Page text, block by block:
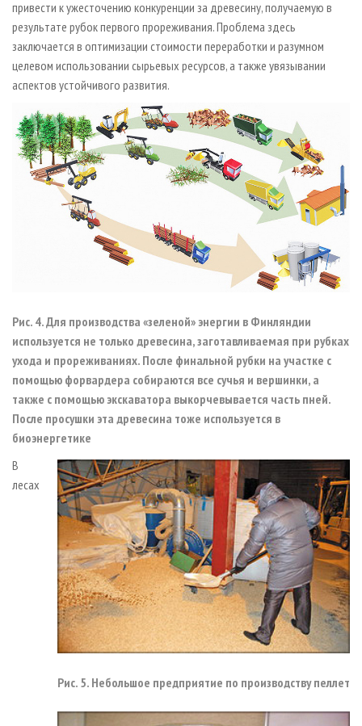
привести к ужесточению конкуренции за древесину, получаемую в
результате рубок первого прореживания. Проблема здесь
заключается в оптимизации стоимости переработки и разумном
целевом использовании сырьевых ресурсов, а также увязывании
аспектов устойчивого развития.
Рис. 4. Для производства «зеленой» энергии в Финляндии
используется не только древесина, заготавливаемая при рубках
ухода и прореживаниях. После финальной рубки на участке с
помощью форвардера собираются все сучья и вершинки, а
также с помощью экскаватора выкорчевывается часть пней.
После просушки эта древесина тоже используется в
биоэнергетике
Рис. 5. Небольшое предприятие по производству пеллет
В
лесах